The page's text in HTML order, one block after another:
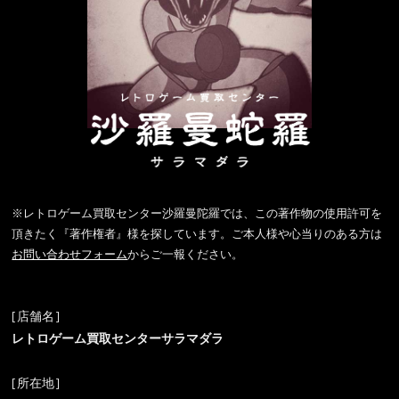
※レトロゲーム買取センター沙羅曼陀羅では、この著作物の使用許可を
頂きたく『著作権者』様を探しています。ご本人様や心当りのある方は
お問い合わせフォームからご一報ください。
[店舗名]
レトロゲーム買取センターサラマダラ
[所在地]